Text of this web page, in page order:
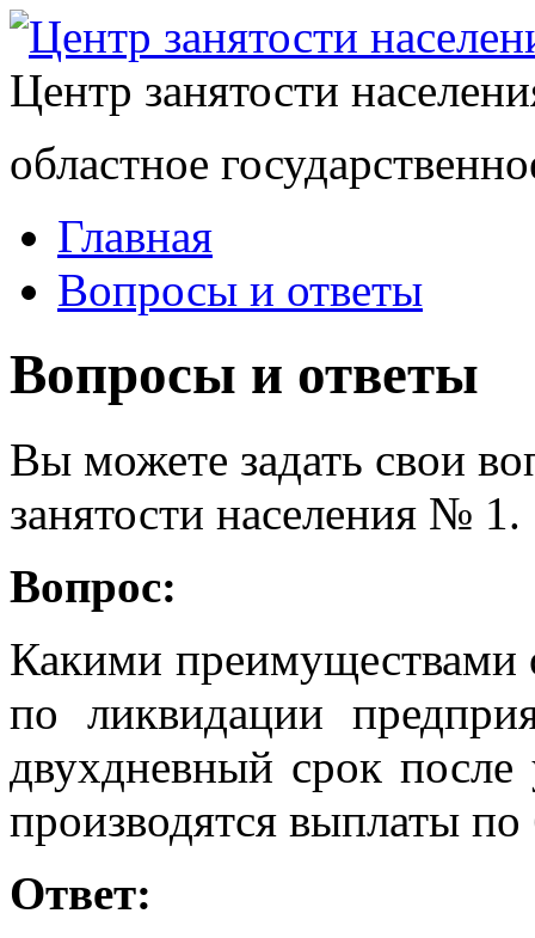
Центр занятости
областное
Главная
Вопросы и ответы
Вопросы и ответы
Вы можете задать свои
занятости населения № 1.
Вопрос:
Какими преимуществами
по ликвидации
двухдневный срок
производятся выплаты по
Ответ: